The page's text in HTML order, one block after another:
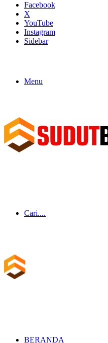
Facebook
X
YouTube
Instagram
Sidebar
Menu
Cari....
BERANDA